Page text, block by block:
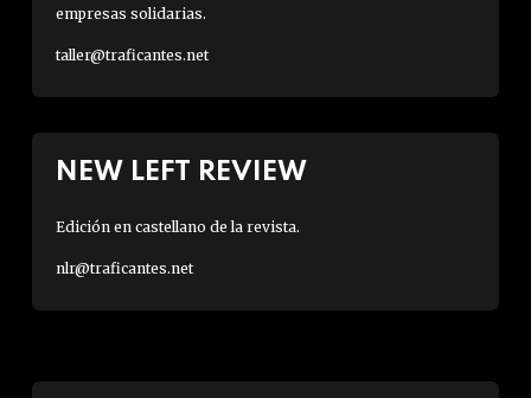
empresas solidarias.
taller@traficantes.net
NEW LEFT REVIEW
Edición en castellano de la revista.
nlr@traficantes.net